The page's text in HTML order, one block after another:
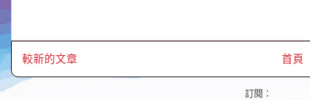
較新的文章 首頁
訂閱：